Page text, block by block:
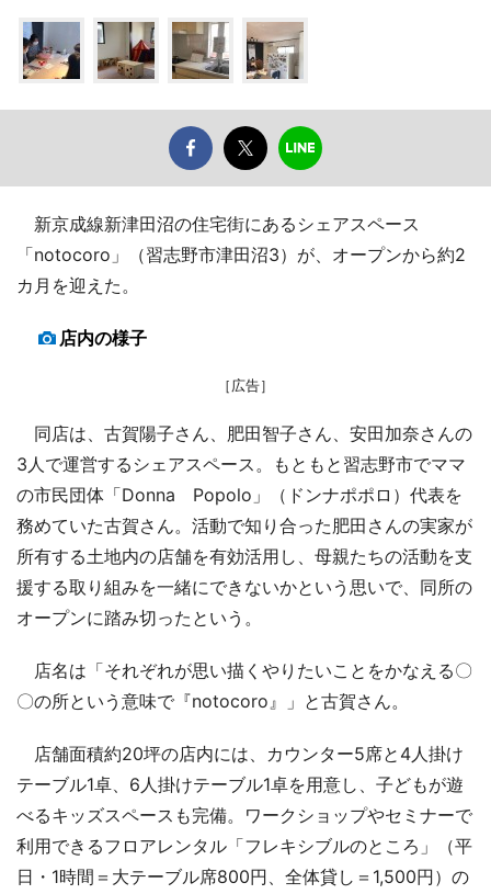
新京成線新津田沼の住宅街にあるシェアスペース
「notocoro」（習志野市津田沼3）が、オープンから約2
カ月を迎えた。
店内の様子
［広告］
同店は、古賀陽子さん、肥田智子さん、安田加奈さんの
3人で運営するシェアスペース。もともと習志野市でママ
の市民団体「Donna Popolo」（ドンナポポロ）代表を
務めていた古賀さん。活動で知り合った肥田さんの実家が
所有する土地内の店舗を有効活用し、母親たちの活動を支
援する取り組みを一緒にできないかという思いで、同所の
オープンに踏み切ったという。
店名は「それぞれが思い描くやりたいことをかなえる〇
〇の所という意味で『notocoro』」と古賀さん。
店舗面積約20坪の店内には、カウンター5席と4人掛け
テーブル1卓、6人掛けテーブル1卓を用意し、子どもが遊
べるキッズスペースも完備。ワークショップやセミナーで
利用できるフロアレンタル「フレキシブルのところ」（平
日・1時間＝大テーブル席800円、全体貸し＝1,500円）の